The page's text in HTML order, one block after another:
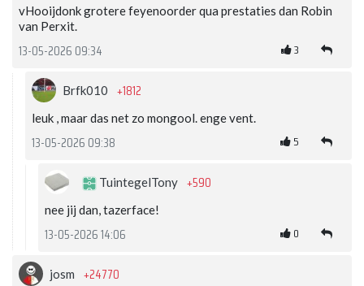
vHooijdonk grotere feyenoorder qua prestaties dan Robin
van Perxit.
13-05-2026 09:34 3
Brfk010 +1812
leuk , maar das net zo mongool. enge vent.
13-05-2026 09:38 5
TuintegelTony +590
nee jij dan, tazerface!
13-05-2026 14:06 0
josm +24770